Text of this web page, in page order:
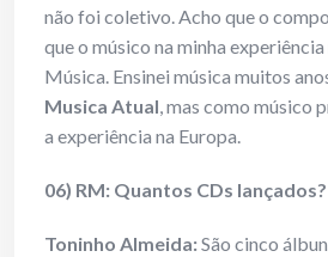
não foi coletivo. Acho que o
que o músico na minha experiência
Música. Ensinei música muitos
Musica Atual, mas como músico
a experiência na Europa.
06) RM: Quantos CDs lançados?
Toninho Almeida:São cinco